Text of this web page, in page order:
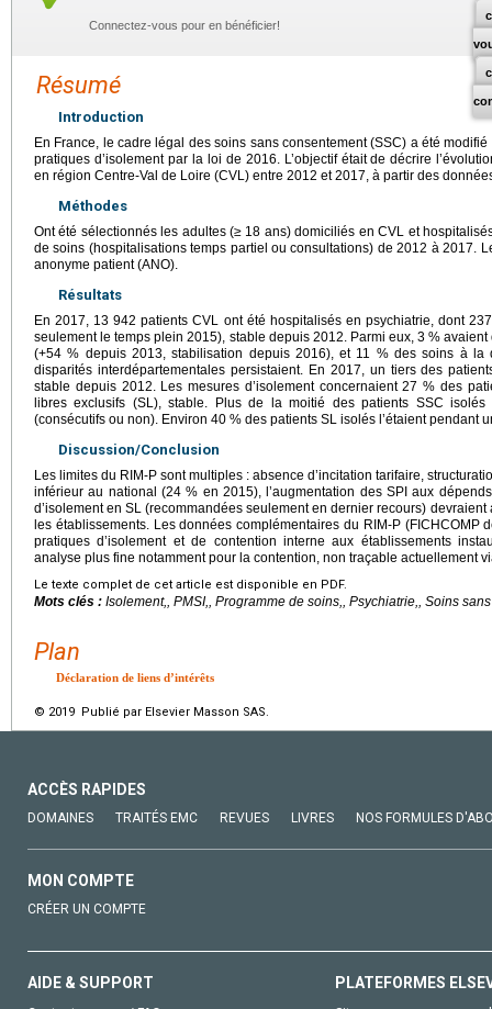
Connectez-vous pour en bénéficier!
Résumé
Introduction
En France, le cadre légal des soins sans consentement (SSC) a été
pratiques d’isolement par la loi de 2016. L’objectif était de décrire
en région Centre-Val de Loire (CVL) entre 2012 et 2017, à partir des
Méthodes
Ont été sélectionnés les adultes (≥ 18 ans) domiciliés en CVL et
de soins (hospitalisations temps partiel ou consultations) de 2012 à 2017.
anonyme patient (ANO).
Résultats
En 2017, 13 942 patients CVL ont été hospitalisés en psychiatrie, dont
seulement le temps plein 2015), stable depuis 2012. Parmi eux, 3 %
(+54 % depuis 2013, stabilisation depuis 2016), et 11 % des soins à la
disparités interdépartementales persistaient. En 2017, un tiers des
stable depuis 2012. Les mesures d’isolement concernaient 27 % des
libres exclusifs (SL), stable. Plus de la moitié des patients SSC
(consécutifs ou non). Environ 40 % des patients SL isolés l’étaient pendant
Discussion/Conclusion
Les limites du RIM-P sont multiples : absence d’incitation tarifaire,
inférieur au national (24 % en 2015), l’augmentation des SPI aux
d’isolement en SL (recommandées seulement en dernier recours)
les établissements. Les données complémentaires du RIM-P (FICHCOMP
pratiques d’isolement et de contention interne aux établissements
analyse plus fine notamment pour la contention, non traçable actuellement
Le texte complet de cet article est disponible en PDF.
Mots clés : Isolement,, PMSI,, Programme de soins,, Psychiatrie,, Soins
Plan
Déclaration de liens d’intérêts
© 2019 Publié par Elsevier Masson SAS.
ACCÈS RAPIDES
DOMAINES TRAITÉS EMC REVUES LIVRES NOS FORMULES
MON COMPTE
CRÉER UN COMPTE
AIDE & SUPPORT PLATEFORMES